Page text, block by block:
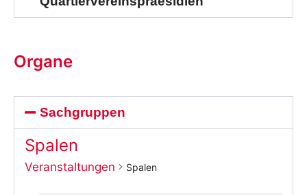
Organe
Sachgruppen
Spalen
Veranstaltungen Spalen